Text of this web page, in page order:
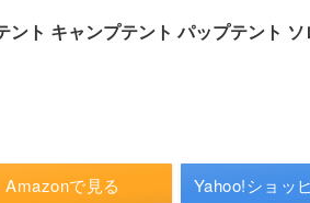
ト キャンプテント パップテント ソ
Amazonで見る Yahoo!ショッ